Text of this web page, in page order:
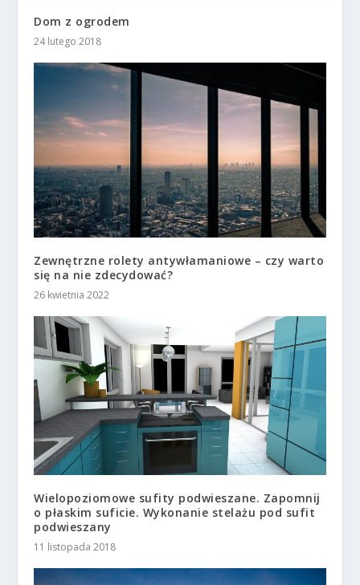
Dom z ogrodem
24 lutego 2018
Zewnętrzne rolety antywłamaniowe – czy warto
się na nie zdecydować?
26 kwietnia 2022
Wielopoziomowe sufity podwieszane. Zapomnij
o płaskim suficie. Wykonanie stelażu pod sufit
podwieszany
11 listopada 2018